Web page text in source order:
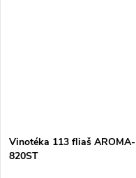
Vinotéka 113 fliaš AROMA-
820ST